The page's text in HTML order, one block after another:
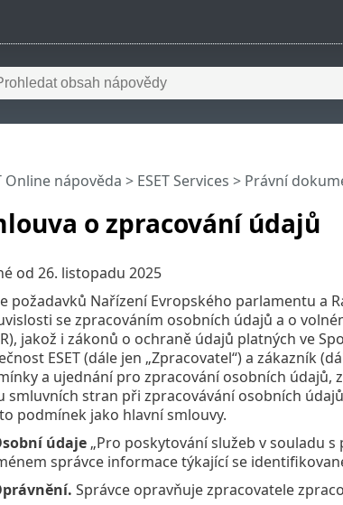
o zpracování údajů
Online nápověda > ESET Services > Právní
od 26. listopadu 2025
požadavků Nařízení Evropského parlamentu a
se zpracováním osobních údajů a o
jakož i zákonů o ochraně údajů platných ve
ESET (dále jen „Zpracovatel“) a zákazník
a ujednání pro zpracování osobních údajů,
smluvních stran při zpracovávání osobních
podmínek jako hlavní smlouvy.
údaje„Pro poskytování služeb v souladu
správce informace týkající se
Správce opravňuje zpracovatele